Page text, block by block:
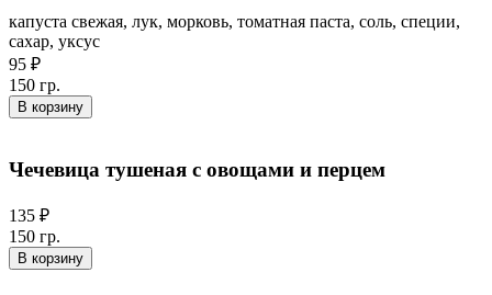
капуста свежая, лук, морковь, томатная паста, соль, специи,
сахар, уксус
95 ₽
150 гр.
В корзину
Чечевица тушеная с овощами и перцем
135 ₽
150 гр.
В корзину